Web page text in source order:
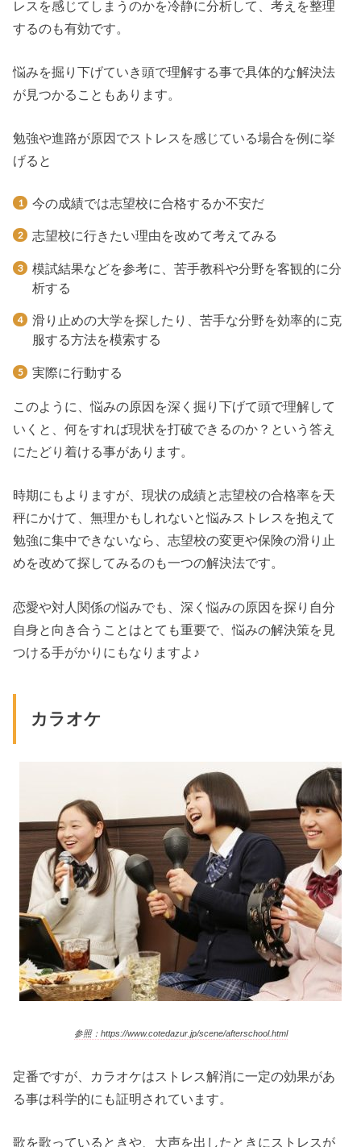
レスを感じてしまうのかを冷静に分析して、考えを整理
するのも有効です。
悩みを掘り下げていき頭で理解する事で具体的な解決法
が見つかることもあります。
勉強や進路が原因でストレスを感じている場合を例に挙
げると
今の成績では志望校に合格するか不安だ
志望校に行きたい理由を改めて考えてみる
模試結果などを参考に、苦手教科や分野を客観的に分
析する
滑り止めの大学を探したり、苦手な分野を効率的に克
服する方法を模索する
実際に行動する
このように、悩みの原因を深く掘り下げて頭で理解して
いくと、何をすれば現状を打破できるのか？という答え
にたどり着ける事があります。
時期にもよりますが、現状の成績と志望校の合格率を天
秤にかけて、無理かもしれないと悩みストレスを抱えて
勉強に集中できないなら、志望校の変更や保険の滑り止
めを改めて探してみるのも一つの解決法です。
恋愛や対人関係の悩みでも、深く悩みの原因を探り自分
自身と向き合うことはとても重要で、悩みの解決策を見
つける手がかりにもなりますよ♪
カラオケ
参照：https://www.cotedazur.jp/scene/afterschool.html
定番ですが、カラオケはストレス解消に一定の効果があ
る事は科学的にも証明されています。
歌を歌っているときや、大声を出したときにストレスが